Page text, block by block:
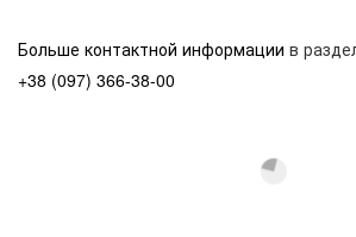
Больше контактной информации в
+38 (097) 366-38-00